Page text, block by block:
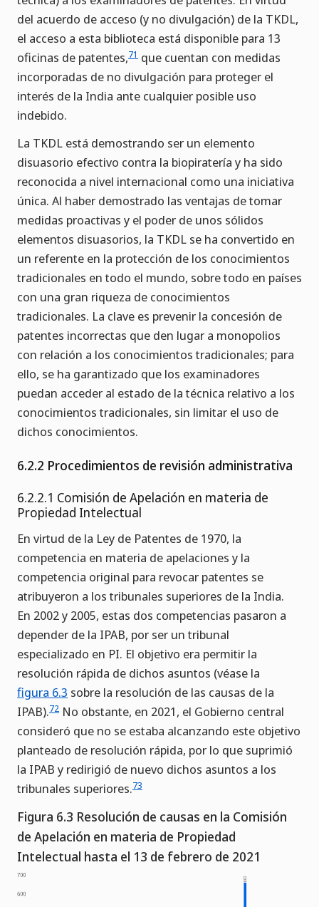
del acuerdo de acceso (y no divulgación) de la TKDL,
el acceso a esta biblioteca está disponible para 13
oficinas de patentes,71 que cuentan con medidas
incorporadas de no divulgación para proteger el
interés de la India ante cualquier posible uso
indebido.
La TKDL está demostrando ser un elemento
disuasorio efectivo contra la biopiratería y ha sido
reconocida a nivel internacional como una iniciativa
única. Al haber demostrado las ventajas de tomar
medidas proactivas y el poder de unos sólidos
elementos disuasorios, la TKDL se ha convertido en
un referente en la protección de los conocimientos
tradicionales en todo el mundo, sobre todo en países
con una gran riqueza de conocimientos
tradicionales. La clave es prevenir la concesión de
patentes incorrectas que den lugar a monopolios
con relación a los conocimientos tradicionales; para
ello, se ha garantizado que los examinadores
puedan acceder al estado de la técnica relativo a los
conocimientos tradicionales, sin limitar el uso de
dichos conocimientos.
6.2.2 Procedimientos de revisión administrativa
6.2.2.1 Comisión de Apelación en materia de
Propiedad Intelectual
En virtud de la Ley de Patentes de 1970, la
competencia en materia de apelaciones y la
competencia original para revocar patentes se
atribuyeron a los tribunales superiores de la India.
En 2002 y 2005, estas dos competencias pasaron a
depender de la IPAB, por ser un tribunal
especializado en PI. El objetivo era permitir la
resolución rápida de dichos asuntos (véase la
figura 6.3 sobre la resolución de las causas de la
IPAB).72 No obstante, en 2021, el Gobierno central
consideró que no se estaba alcanzando este objetivo
planteado de resolución rápida, por lo que suprimió
la IPAB y redirigió de nuevo dichos asuntos a los
tribunales superiores.73
Figura 6.3 Resolución de causas en la Comisión
de Apelación en materia de Propiedad
Intelectual hasta el 13 de febrero de 2021